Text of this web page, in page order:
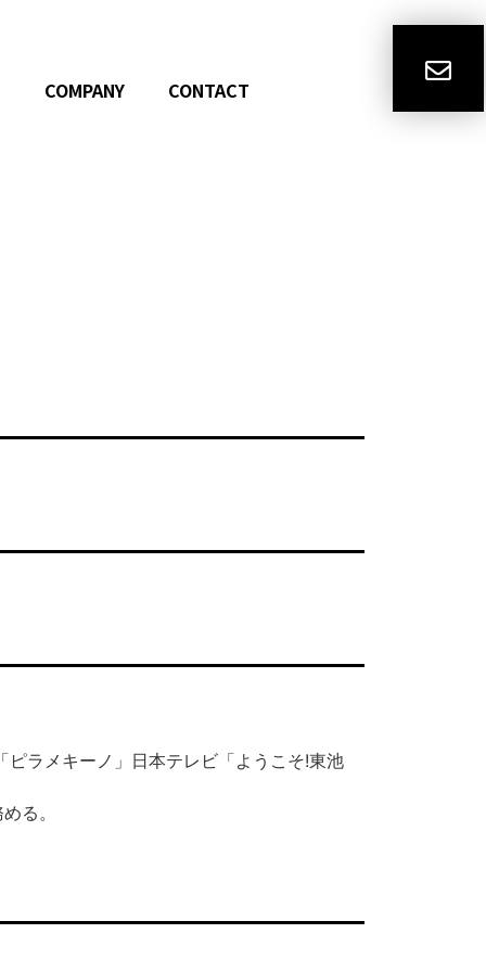
COMPANY CONTACT
ラメキーノ」日本テレビ「ようこそ!東池
る。